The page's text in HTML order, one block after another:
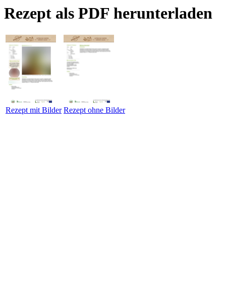
Rezept als PDF herunterladen
Rezept mit Bilder Rezept ohne Bilder